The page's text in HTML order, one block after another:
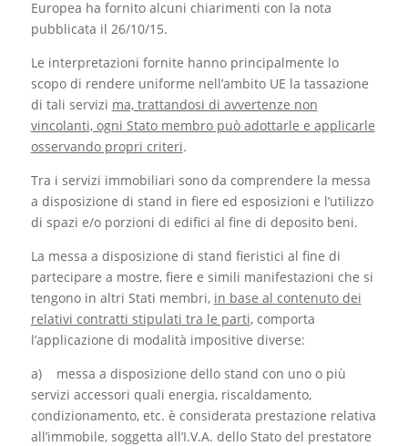
Europea ha fornito alcuni chiarimenti con la nota
pubblicata il 26/10/15.
Le interpretazioni fornite hanno principalmente lo
scopo di rendere uniforme nell’ambito UE la tassazione
di tali servizi ma, trattandosi di avvertenze non
vincolanti, ogni Stato membro può adottarle e applicarle
osservando propri criteri.
Tra i servizi immobiliari sono da comprendere la messa
a disposizione di stand in fiere ed esposizioni e l’utilizzo
di spazi e/o porzioni di edifici al fine di deposito beni.
La messa a disposizione di stand fieristici al fine di
partecipare a mostre, fiere e simili manifestazioni che si
tengono in altri Stati membri, in base al contenuto dei
relativi contratti stipulati tra le parti, comporta
l’applicazione di modalità impositive diverse:
a) messa a disposizione dello stand con uno o più
servizi accessori quali energia, riscaldamento,
condizionamento, etc. è considerata prestazione relativa
all’immobile, soggetta all’I.V.A. dello Stato del prestatore